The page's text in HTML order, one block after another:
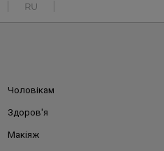
RU
Чоловікам
Здоров'я
Макіяж